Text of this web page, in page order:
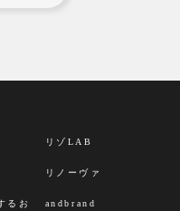
るお
リゾLAB
リノーヴァ
andbrand